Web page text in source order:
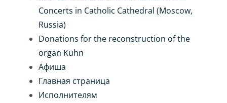
Concerts in Catholic Cathedral (Moscow,
Russia)
Donations for the reconstruction of the
organ Kuhn
Афиша
Главная страница
Исполнителям